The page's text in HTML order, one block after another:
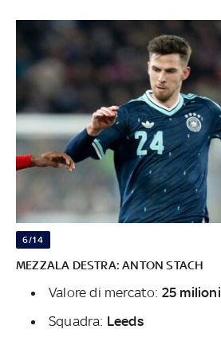
6/14
MEZZALA DESTRA: ANTON STACH
Valore di mercato: 25 milioni
Squadra: Leeds